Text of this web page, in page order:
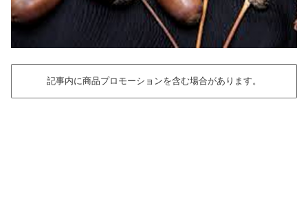
記事内に商品プロモーションを含む場合があります。